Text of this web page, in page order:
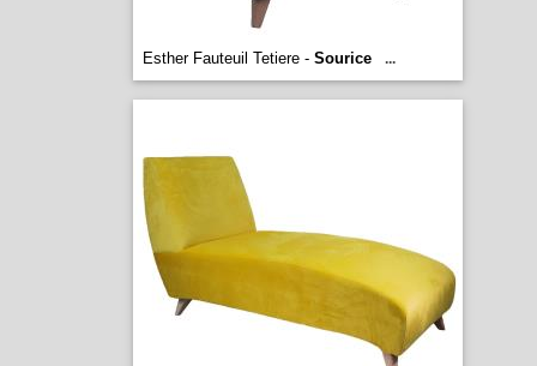
Esther Fauteuil Tetiere - Sourice ...